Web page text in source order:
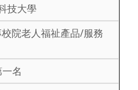
技大學
院老人福祉產品/服務
名